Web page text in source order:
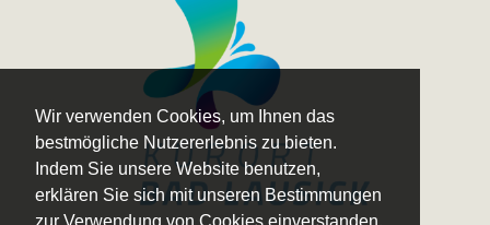
Wir verwenden Cookies, um Ihnen das
bestmögliche Nutzererlebnis zu bieten.
Indem Sie unsere Website benutzen,
erklären Sie sich mit unseren Bestimmungen